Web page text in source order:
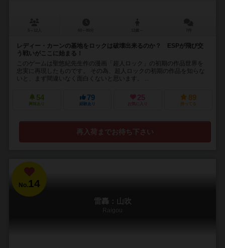
レディー・カーンの基地をロックは破壊出来るのか？ ESPが飛び交
う戦いがここに始まる！
このゲームは聖悠紀先生作の漫画「超人ロック」の初期の作品世界を
忠実に再現したものです。 その為、超人ロックの初期の作品を知らな
いと、まず間違いなく面白くないと思います。 ...
54
興味あり
79
経験あり
25
お気に入り
89
持ってる
再入荷までお待ち下さい
No.14
雷轟：山吹
Raigou